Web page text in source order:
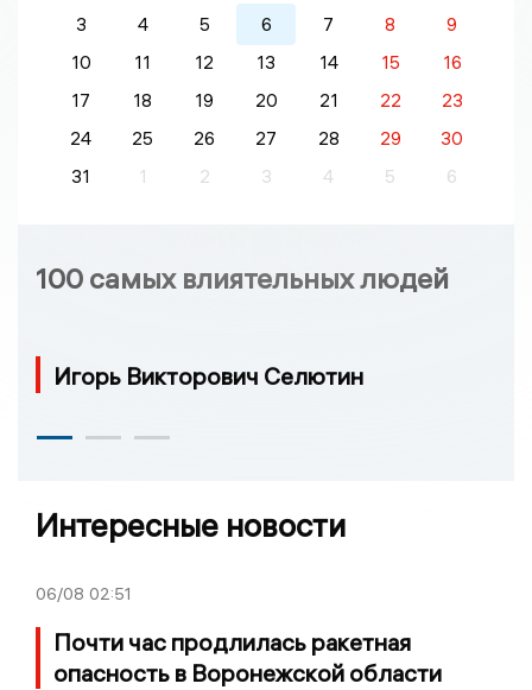
3
4 5 6 7 8
9
10
11 12 13 14 15
16
17
18 19 20 21 22
23
24
25 26 27 28 29
30
31
1 2 3 4 5 6
100 самых влиятельных людей
Игорь Викторович Селютин
Интересные новости
06/08 02:51
Почти час продлилась ракетная
опасность в Воронежской области